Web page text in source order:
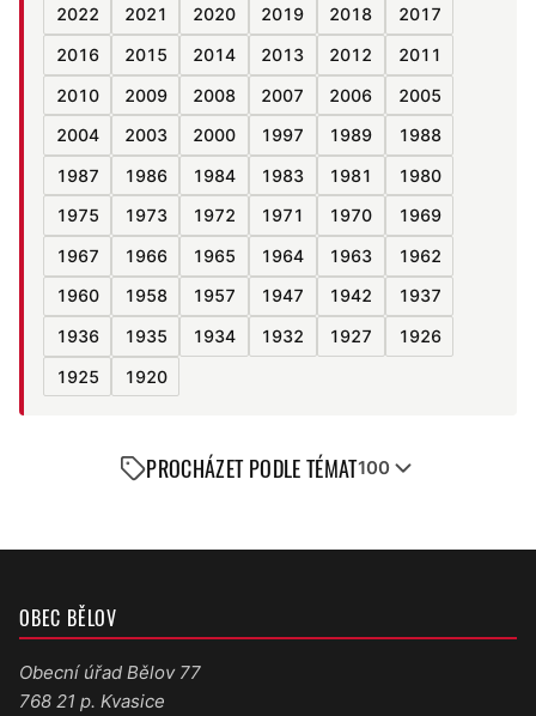
2022
2021 2020 2019 2018
2017
2016
2015 2014 2013 2012
2011
2010
2009 2008 2007 2006
2005
2004
2003 2000 1997 1989
1988
1987
1986 1984 1983 1981
1980
1975
1973 1972 1971 1970
1969
1967
1966 1965 1964 1963
1962
1960
1958 1957 1947 1942
1937
1936
1935 1934 1932 1927
1926
1925
1920
PROCHÁZET PODLE TÉMAT100
OBEC BĚLOV
Obecní úřad Bělov 77
768 21 p. Kvasice